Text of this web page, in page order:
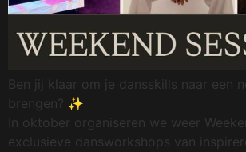
Ben jij klaar om je dansskills naar een
brengen? ✨
In oktober organiseren we weer
exclusieve dansworkshops van